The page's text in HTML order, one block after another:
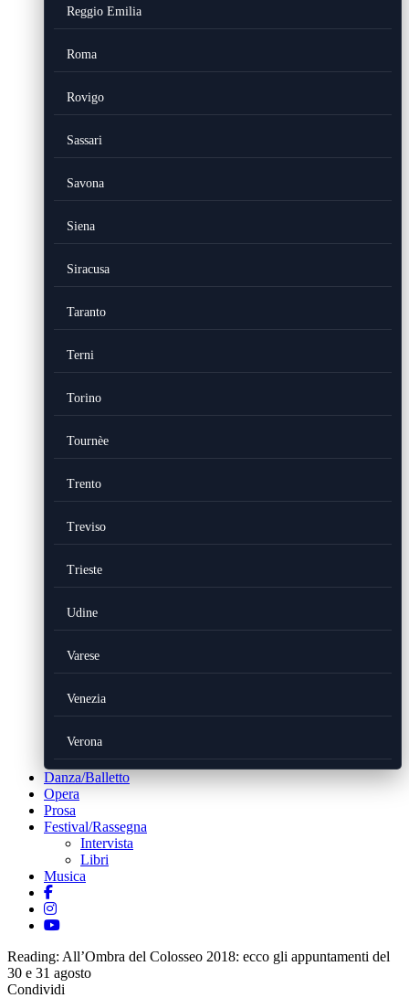
Reggio Emilia
Roma
Rovigo
Sassari
Savona
Siena
Siracusa
Taranto
Terni
Torino
Tournèe
Trento
Treviso
Trieste
Udine
Varese
Venezia
Verona
Danza/Balletto
Opera
Prosa
Festival/Rassegna
Intervista
Libri
Musica
Reading: All’Ombra del Colosseo 2018: ecco gli appuntamenti del
30 e 31 agosto
Condividi